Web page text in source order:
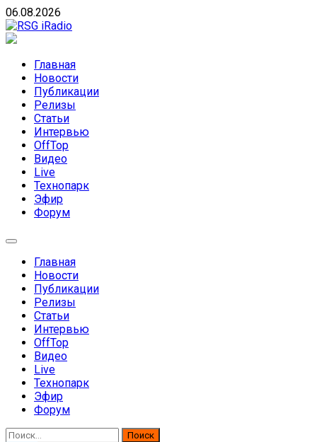
Skip
to
content
06.08.2026
направлений без возрастных ограничений
Главная
Новости
Публикации
Релизы
Статьи
Интервью
OffTop
Видео
Live
Технопарк
Эфир
Форум
Главная
Новости
Публикации
Релизы
Статьи
Интервью
OffTop
Видео
Live
Технопарк
Эфир
Форум
Найти: